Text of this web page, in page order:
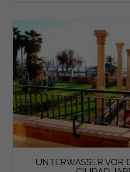
UNTERWASSER VOR